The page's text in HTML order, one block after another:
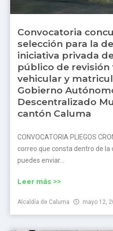
Convocatoria
selección para la
iniciativa privada
público de revisión
vehicular y
Gobierno
Descentralizado
cantón Caluma
CONVOCATORIA PLIEGOS
correo que consta dentro de
puedes enviar...
Leer más >>
Alcaldía de Caluma mayo 12,